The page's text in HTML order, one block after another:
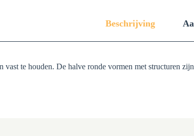
Beschrijving
te houden. De halve ronde vormen met structuren